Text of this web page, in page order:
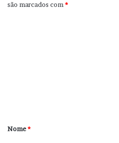
são marcados com*
r
Nome*